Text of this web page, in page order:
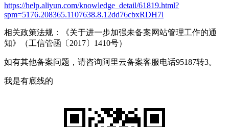
https://help.aliyun.com/knowledge_detail/61819.html?
spm=5176.208365.1107638.8.12dd76cbxRDH7l
相关政策法规：《关于进一步加强未备案网站管理工作的通
知》（工信管函〔2017〕1410号）
如有其他备案问题，请咨询阿里云备案客服电话95187转3。
我是有底线的